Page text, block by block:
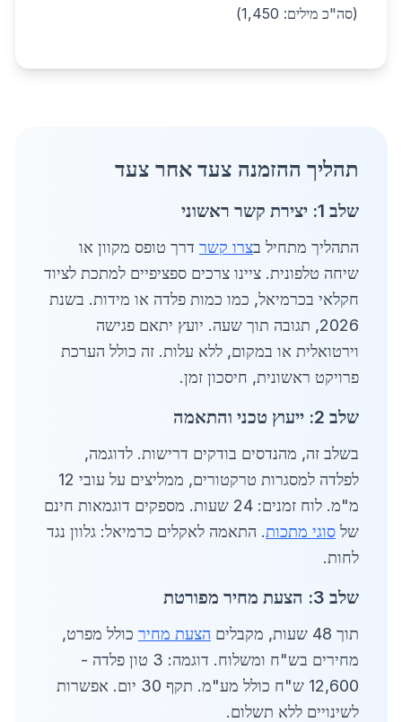
(סה"כ מילים: 1,450)
תהליך ההזמנה צעד אחר צעד
שלב 1: יצירת קשר ראשוני
התהליך מתחיל בצרו קשר דרך טופס מקוון או
שיחה טלפונית. ציינו צרכים ספציפיים למתכת לציוד
חקלאי בכרמיאל, כמו כמות פלדה או מידות. בשנת
2026, תגובה תוך שעה. יועץ יתאם פגישה
וירטואלית או במקום, ללא עלות. זה כולל הערכת
פרויקט ראשונית, חיסכון זמן.
שלב 2: ייעוץ טכני והתאמה
בשלב זה, מהנדסים בודקים דרישות. לדוגמה,
לפלדה למסגרות טרקטורים, ממליצים על עובי 12
מ"מ. לוח זמנים: 24 שעות. מספקים דוגמאות חינם
של סוגי מתכות. התאמה לאקלים כרמיאל: גלוון נגד
לחות.
שלב 3: הצעת מחיר מפורטת
תוך 48 שעות, מקבלים הצעת מחיר כולל מפרט,
מחירים בש"ח ומשלוח. דוגמה: 3 טון פלדה -
12,600 ש"ח כולל מע"מ. תקף 30 יום. אפשרות
לשינויים ללא תשלום.